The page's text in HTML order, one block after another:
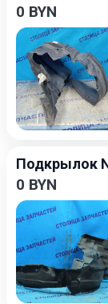
0 BYN
Подкрылок
0 BYN